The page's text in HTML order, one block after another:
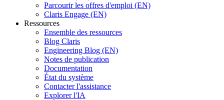
Parcourir les offres d'emploi (EN)
Claris Engage (EN)
Ressources
Ensemble des ressources
Blog Claris
Engineering Blog (EN)
Notes de publication
Documentation
État du système
Contacter l'assistance
Explorer l'IA